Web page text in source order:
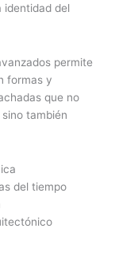
identidad del
permite
formas y
que no
también
del tiempo